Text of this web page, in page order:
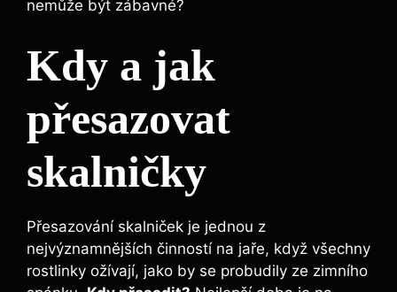
nemůže být zábavné?
Kdy a jak
přesazovat
skalničky
Přesazování skalniček je jednou z
nejvýznamnějších činností na jaře, když všechny
rostlinky ožívají, jako by se probudily ze zimního